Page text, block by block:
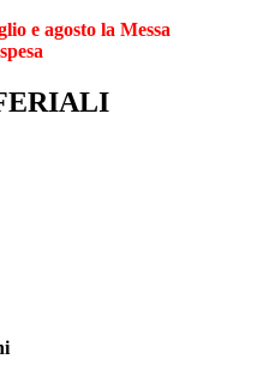
e agosto la Messa